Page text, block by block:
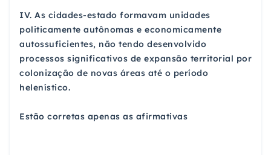
IV. As cidades-estado formavam unidades
politicamente autônomas e economicamente
autossuficientes, não tendo desenvolvido
processos significativos de expansão territorial por
colonização de novas áreas até o período
helenístico.
Estão corretas apenas as afirmativas